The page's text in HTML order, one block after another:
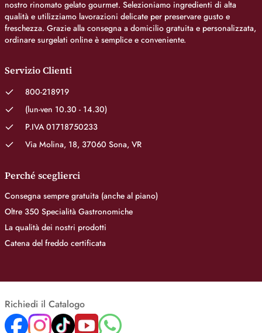
nostro rinomato gelato gourmet. Selezioniamo ingredienti di alta
qualità e utilizziamo lavorazioni delicate per preservare gusto e
freschezza. Grazie alla consegna a domicilio gratuita e personalizzata,
ordinare surgelati online è semplice e conveniente.
Servizio Clienti
800-218919
(lun-ven 10.30 - 14.30)
P.IVA 01718750233
Via Molina, 18, 37060 Sona, VR
Perché sceglierci
Consegna sempre gratuita (anche al piano)
Oltre 350 Specialità Gastronomiche
La qualità dei nostri prodotti
Catena del freddo certificata
Richiedi il Catalogo